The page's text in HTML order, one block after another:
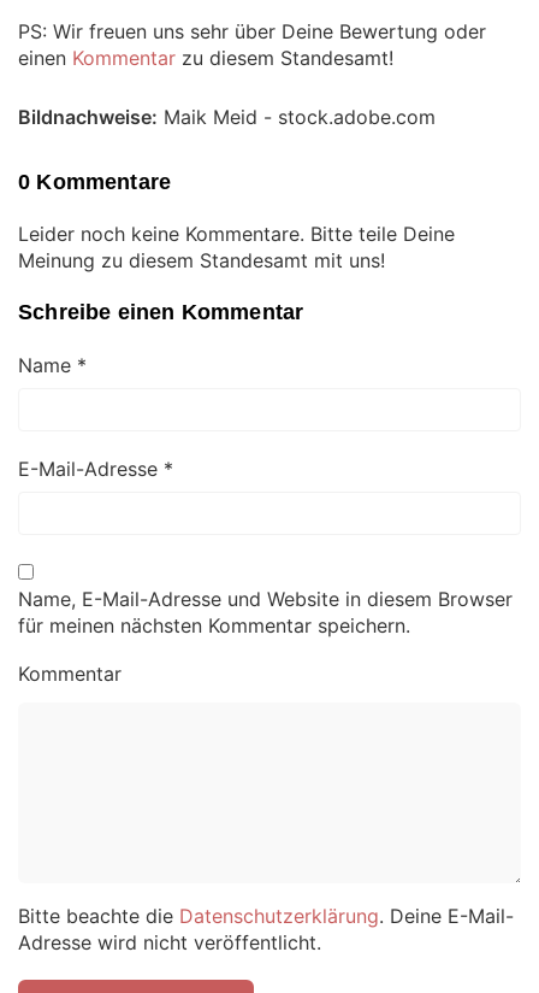
PS: Wir freuen uns sehr über Deine Bewertung oder
einen Kommentar zu diesem Standesamt!
Bildnachweise: Maik Meid - stock.adobe.com
0 Kommentare
Leider noch keine Kommentare. Bitte teile Deine
Meinung zu diesem Standesamt mit uns!
Schreibe einen Kommentar
Name *
E-Mail-Adresse *
Name, E-Mail-Adresse und Website in diesem Browser
für meinen nächsten Kommentar speichern.
Kommentar
Bitte beachte die Datenschutzerklärung. Deine E-Mail-
Adresse wird nicht veröffentlicht.